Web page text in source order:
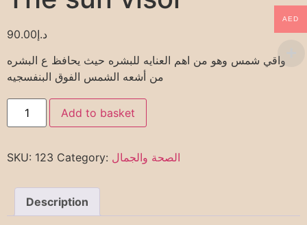
د.إ90.00
واقي شمس وهو من اهم العنايه للبشره حيث يحافظ ع البشره
من أشعه الشمس الفوق البنفسجيه
Add to basket
SKU: 123 Category: الصحة والجمال
Description
AED